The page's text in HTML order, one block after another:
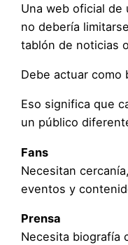
Una web oficial de
no debería
tablón de noticias
Debe actuar como
Eso significa que
un público
Fans
Necesitan
eventos y
Prensa
Necesita biografía